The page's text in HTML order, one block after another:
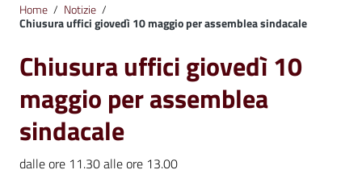
Home / Notizie /
Chiusura uffici giovedì 10 maggio per assemblea sindacale
Chiusura uffici giovedì 10
maggio per assemblea
sindacale
dalle ore 11.30 alle ore 13.00